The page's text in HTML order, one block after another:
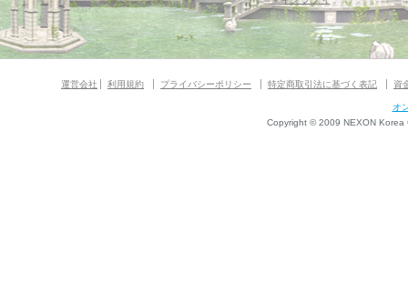
運営会社 利用規約 プライバシーポリシー 特定商取引法に基づく表記 資
オ
Copyright © 2009 NEXON Korea